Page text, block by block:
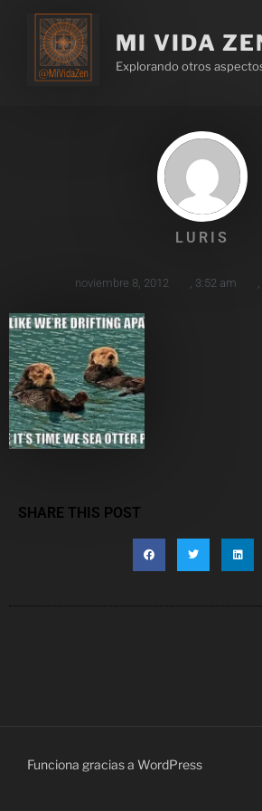
MI VIDA
Explorando otros
LURIS
noviembre 8, 2012 3:52 am
SHARE THIS POST
Funciona gracias a WordPress